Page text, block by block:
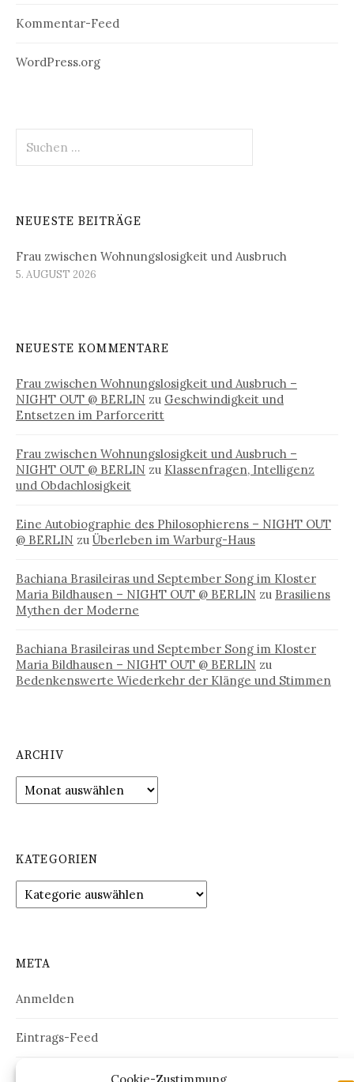
Kommentar-Feed
WordPress.org
nach:
NEUESTE BEITRÄGE
Frau zwischen Wohnungslosigkeit und Ausbruch
5. AUGUST 2026
NEUESTE KOMMENTARE
Frau zwischen Wohnungslosigkeit und Ausbruch –
NIGHT OUT @ BERLIN zu Geschwindigkeit und
Entsetzen im Parforceritt
Frau zwischen Wohnungslosigkeit und Ausbruch –
NIGHT OUT @ BERLIN zu Klassenfragen, Intelligenz
und Obdachlosigkeit
Eine Autobiographie des Philosophierens – NIGHT OUT
@ BERLIN zu Überleben im Warburg-Haus
Bachiana Brasileiras und September Song im Kloster
Maria Bildhausen – NIGHT OUT @ BERLIN zu Brasiliens
Mythen der Moderne
Bachiana Brasileiras und September Song im Kloster
Maria Bildhausen – NIGHT OUT @ BERLIN zu
Bedenkenswerte Wiederkehr der Klänge und Stimmen
ARCHIV
Archiv
KATEGORIEN
Kategorien
META
Anmelden
Eintrags-Feed
Kommentar-Feed